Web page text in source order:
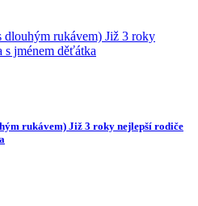
rukávem) Již 3 roky nejlepší rodiče